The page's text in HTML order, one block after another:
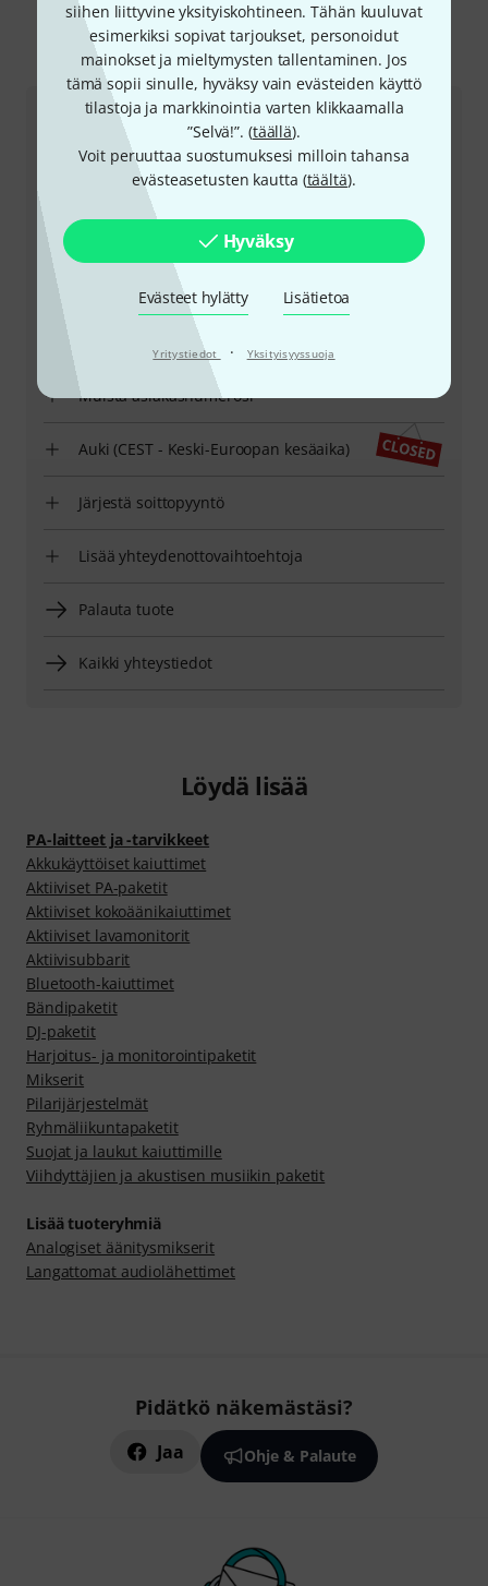
siihen liittyvine yksityiskohtineen. Tähän kuuluvat
esimerkiksi sopivat tarjoukset, personoidut
mainokset ja mieltymysten tallentaminen. Jos
tämä sopii sinulle, hyväksy vain evästeiden käyttö
tilastoja ja markkinointia varten klikkaamalla
”Selvä!”. (täällä).
Voit peruuttaa suostumuksesi milloin tahansa
evästeasetusten kautta (täältä).
Hyväksy
Evästeet hylätty Lisätietoa
Yritystiedot · Yksityisyyssuoja
Yhteydenottokeinot
Suomen asiakaspalvelu
Asiakaspalvelumme auttaa sinua kaikissa kysymyksissä
ja ongelmissa ostosten jälkeen.
Muista asiakasnumerosi
Auki (CEST - Keski-Euroopan kesäaika)
Järjestä soittopyyntö
Lisää yhteydenottovaihtoehtoja
Palauta tuote
Kaikki yhteystiedot
Löydä lisää
PA-laitteet ja -tarvikkeet
Akkukäyttöiset kaiuttimet
Aktiiviset PA-paketit
Aktiiviset kokoäänikaiuttimet
Aktiiviset lavamonitorit
Aktiivisubbarit
Bluetooth-kaiuttimet
Bändipaketit
DJ-paketit
Harjoitus- ja monitorointipaketit
Mikserit
Pilarijärjestelmät
Ryhmäliikuntapaketit
Suojat ja laukut kaiuttimille
Viihdyttäjien ja akustisen musiikin paketit
Lisää tuoteryhmiä
Analogiset äänitysmikserit
Langattomat audiolähettimet
Pidätkö näkemästäsi?
Jaa Ohje & Palaute